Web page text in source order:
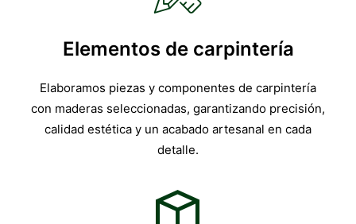
Elementos de carpintería
Elaboramos piezas y componentes de carpintería
con maderas seleccionadas, garantizando precisión,
calidad estética y un acabado artesanal en cada
detalle.